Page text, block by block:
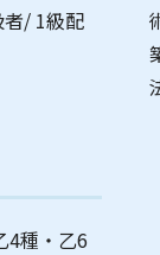
/ 1級配
4種・乙6